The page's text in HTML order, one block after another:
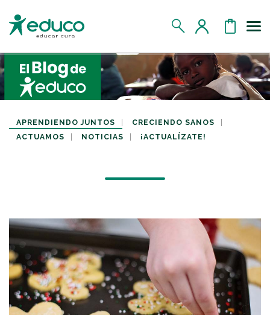
MIS DATOS
MIS APADRINADOS
MIS RETOS SOLIDARIOS
CERRAR SESIÓN
APRENDIENDO JUNTOS
CRECIENDO SANOS
ACTUAMOS
NOTICIAS ¡ACTUALÍZATE!